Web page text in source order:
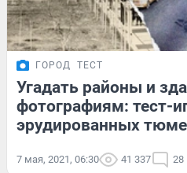
ГОРОД ТЕСТ
Угадать районы и
фотографиям: тест-
эрудированных
7 мая, 2021, 06:30 41 337 28